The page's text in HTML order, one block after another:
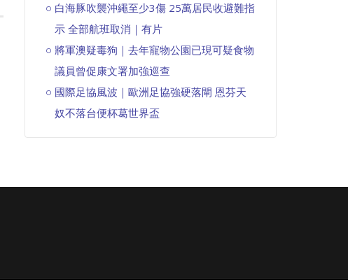
白海豚吹襲沖繩至少3傷 25萬居民收避難指
示 全部航班取消｜有片
將軍澳疑毒狗｜去年寵物公園已現可疑食物
議員曾促康文署加強巡查
國際足協風波｜歐洲足協強硬落閘 恩芬天
奴不落台便杯葛世界盃